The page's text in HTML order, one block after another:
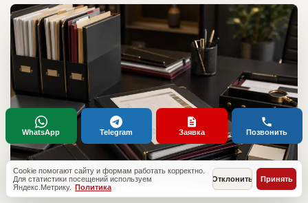
Cookie помогают сайту и формам работать корректно.
Для статистики посещений используем
Яндекс.Метрику. Политика
Отклонить Принять
WhatsApp Telegram Заявка Позвонить